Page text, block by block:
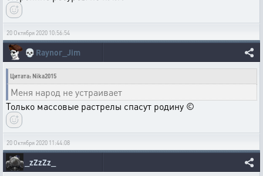
20 Октября 2020 10:56:54
💀 Raynor_Jim
Цитата: Nika2015
Меня народ не устраивает
Только массовые растрелы спасут родину ©
20 Октября 2020 11:44:08
_zZzZz_